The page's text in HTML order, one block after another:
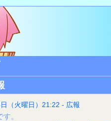
（火曜日）21:22 - 広報
。